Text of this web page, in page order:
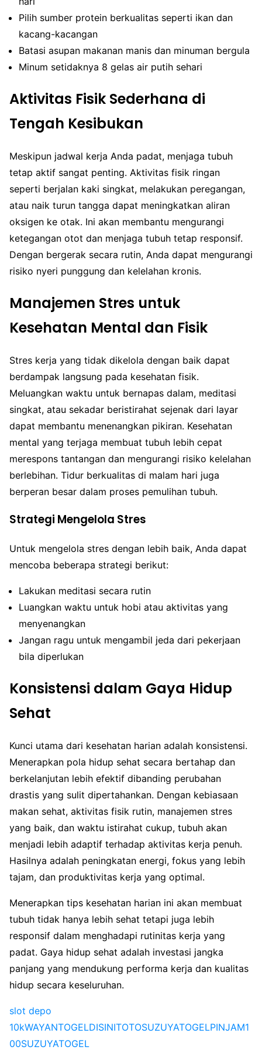
Pilih sumber protein berkualitas seperti ikan dan
kacang-kacangan
Batasi asupan makanan manis dan minuman bergula
Minum setidaknya 8 gelas air putih sehari
Aktivitas Fisik Sederhana di
Tengah Kesibukan
Meskipun jadwal kerja Anda padat, menjaga tubuh
tetap aktif sangat penting. Aktivitas fisik ringan
seperti berjalan kaki singkat, melakukan peregangan,
atau naik turun tangga dapat meningkatkan aliran
oksigen ke otak. Ini akan membantu mengurangi
ketegangan otot dan menjaga tubuh tetap responsif.
Dengan bergerak secara rutin, Anda dapat mengurangi
risiko nyeri punggung dan kelelahan kronis.
Manajemen Stres untuk
Kesehatan Mental dan Fisik
Stres kerja yang tidak dikelola dengan baik dapat
berdampak langsung pada kesehatan fisik.
Meluangkan waktu untuk bernapas dalam, meditasi
singkat, atau sekadar beristirahat sejenak dari layar
dapat membantu menenangkan pikiran. Kesehatan
mental yang terjaga membuat tubuh lebih cepat
merespons tantangan dan mengurangi risiko kelelahan
berlebihan. Tidur berkualitas di malam hari juga
berperan besar dalam proses pemulihan tubuh.
Strategi Mengelola Stres
Untuk mengelola stres dengan lebih baik, Anda dapat
mencoba beberapa strategi berikut:
Lakukan meditasi secara rutin
Luangkan waktu untuk hobi atau aktivitas yang
menyenangkan
Jangan ragu untuk mengambil jeda dari pekerjaan
bila diperlukan
Konsistensi dalam Gaya Hidup
Sehat
Kunci utama dari kesehatan harian adalah konsistensi.
Menerapkan pola hidup sehat secara bertahap dan
berkelanjutan lebih efektif dibanding perubahan
drastis yang sulit dipertahankan. Dengan kebiasaan
makan sehat, aktivitas fisik rutin, manajemen stres
yang baik, dan waktu istirahat cukup, tubuh akan
menjadi lebih adaptif terhadap aktivitas kerja penuh.
Hasilnya adalah peningkatan energi, fokus yang lebih
tajam, dan produktivitas kerja yang optimal.
Menerapkan tips kesehatan harian ini akan membuat
tubuh tidak hanya lebih sehat tetapi juga lebih
responsif dalam menghadapi rutinitas kerja yang
padat. Gaya hidup sehat adalah investasi jangka
panjang yang mendukung performa kerja dan kualitas
hidup secara keseluruhan.
slot depo
10kWAYANTOGELDISINITOTOSUZUYATOGELPINJAM1
00SUZUYATOGEL